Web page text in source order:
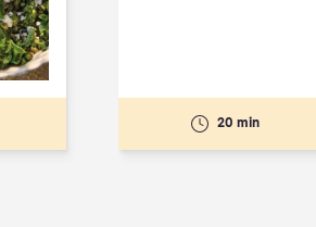
20 min